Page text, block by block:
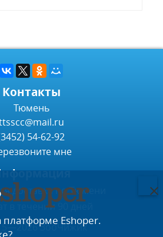
Контакты
Тюмень
54-62-92
мне
доставка по Тюмени
в течении 90 дней
ЗооЧижик
платформе Eshoper.